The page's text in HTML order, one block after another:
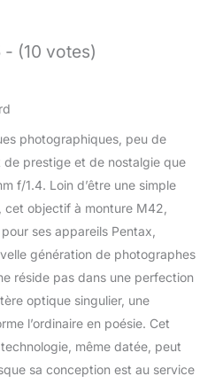
- (10 votes)
photographiques, peu de
de prestige et de nostalgie que
f/1.4. Loin d’être une simple
objectif à monture M42,
ses appareils Pentax,
génération de photographes
réside pas dans une perfection
optique singulier, une
l’ordinaire en poésie. Cet
même datée, peut
sa conception est au service